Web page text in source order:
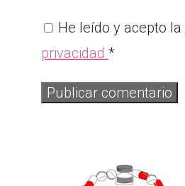
He leído y acepto la
privacidad *